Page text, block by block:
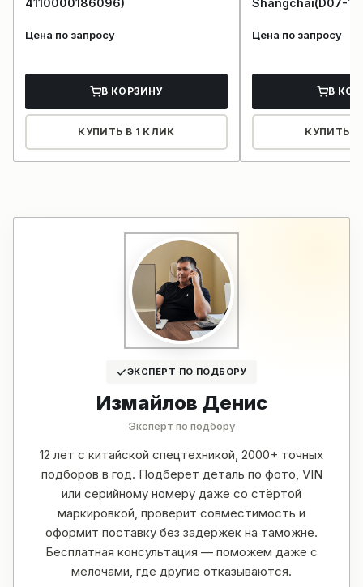
4110000186096)
Цена по запросу
В КОРЗИНУ
КУПИТЬ В 1 КЛИК
Shangchai(D07-
Цена по запросу
В
КУПИТЬ В
ЭКСПЕРТ ПО ПОДБОРУ
Измайлов Денис
Эксперт по подбору
12 лет с китайской спецтехникой, 2000+ точных
подборов в год. Подберёт деталь по фото, VIN
или серийному номеру даже со стёртой
маркировкой, проверит совместимость и
оформит поставку без задержек на таможне.
Бесплатная консультация — поможем даже с
мелочами, где другие отказываются.